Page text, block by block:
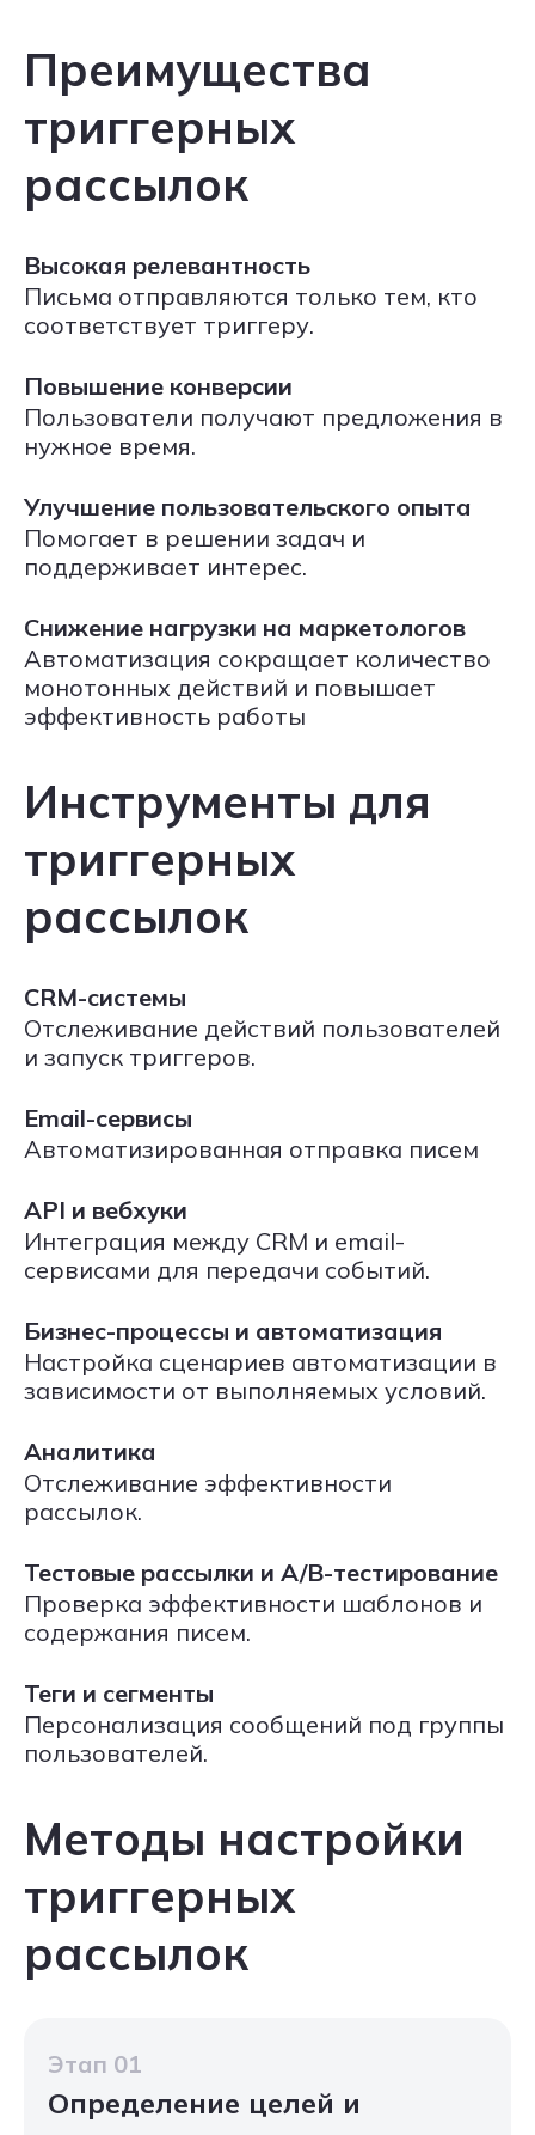
Преимущества
триггерных
рассылок
Высокая релевантность
Письма отправляются только тем, кто
соответствует триггеру.
Повышение конверсии
Пользователи получают предложения в
нужное время.
Улучшение пользовательского опыта
Помогает в решении задач и
поддерживает интерес.
Снижение нагрузки на маркетологов
Автоматизация сокращает количество
монотонных действий и повышает
эффективность работы
Инструменты для
триггерных
рассылок
CRM-системы
Отслеживание действий пользователей
и запуск триггеров.
Email-сервисы
Автоматизированная отправка писем
API и вебхуки
Интеграция между CRM и email-
сервисами для передачи событий.
Бизнес-процессы и автоматизация
Настройка сценариев автоматизации в
зависимости от выполняемых условий.
Аналитика
Отслеживание эффективности
рассылок.
Тестовые рассылки и A/B-тестирование
Проверка эффективности шаблонов и
содержания писем.
Теги и сегменты
Персонализация сообщений под группы
пользователей.
Методы настройки
триггерных
рассылок
Этап 01
Определение целей и